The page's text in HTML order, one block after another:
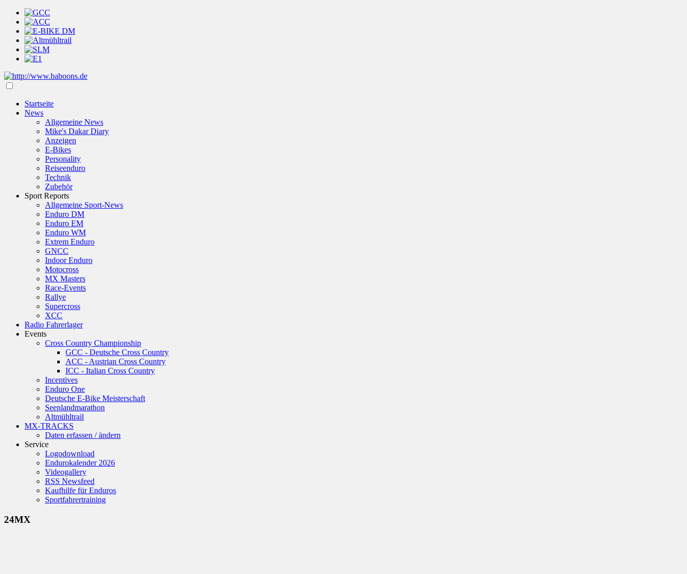
Startseite
News
Allgemeine News
Mike's Dakar Diary
Anzeigen
E-Bikes
Personality
Reiseenduro
Technik
Zubehör
Sport Reports
Allgemeine Sport-News
Enduro DM
Enduro EM
Enduro WM
Extrem Enduro
GNCC
Indoor Enduro
Motocross
MX Masters
Race-Events
Rallye
Supercross
XCC
Radio Fahrerlager
Events
Cross Country Championship
GCC - Deutsche Cross Country
ACC - Austrian Cross Country
ICC - Italian Cross Country
Incentives
Enduro One
Deutsche E-Bike Meisterschaft
Seenlandmarathon
Altmühltrail
MX-TRACKS
Daten erfassen / ändern
Service
Logodownload
Endurokalender 2026
Videogallery
RSS Newsfeed
Kaufhilfe für Enduros
Sportfahrertraining
24MX